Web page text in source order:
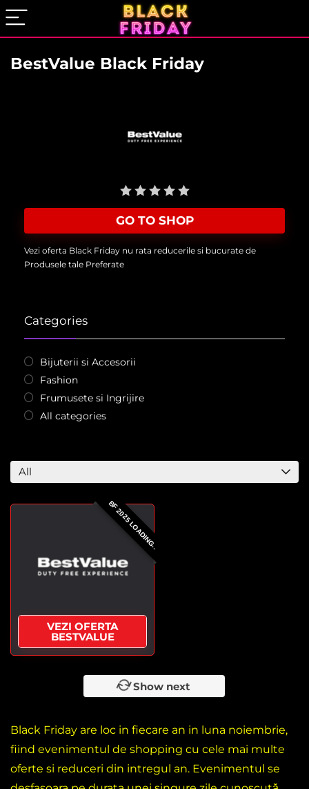
BestValue Black Friday
GO TO SHOP
Vezi oferta Black Friday nu rata reducerile si bucurate de
Produsele tale Preferate
Categories
Bijuterii si Accesorii
Fashion
Frumusete si Ingrijire
All categories
All
BF 2025 LOADING..
VEZI OFERTA
BESTVALUE
Show next
Black Friday are loc in fiecare an in luna noiembrie,
fiind evenimentul de shopping cu cele mai multe
oferte si reduceri din intregul an. Evenimentul se